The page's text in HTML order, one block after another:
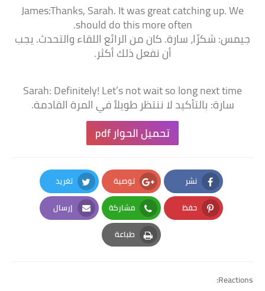
James:Thanks, Sarah. It was great catching up. We
should do this more often.
جيمس: شكرًا، سارة. كان من الرائع اللقاء والتحدث. يجب
أن نفعل ذلك أكثر.
Sarah: Definitely! Let’s not wait so long next time
سارة: بالتأكيد لا ننتظر طويلاً في المرة القادمة.
تحميل الحوار pdf
نشر
Facebook
توصية
Google Plus
تغريد
Twitter
حفظ
Pinterest
مشاركة
Whatsapp
إرسال
Email
طباعة
Print
Reactions: